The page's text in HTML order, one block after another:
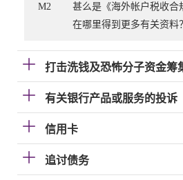
M2
甚么是《海外帐户税收合
在哪里得到更多有关资料？
打击洗钱及恐怖分子资金筹
有关银行产品或服务的投诉
信用卡
追讨债务